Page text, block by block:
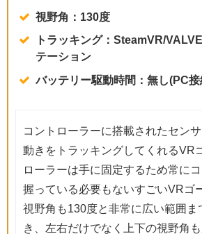
視野角：130度
トラッキング：SteamVR/
テーション
バッテリー駆動時間：無し(PC
コントローラーに搭載されたセン
動きをトラッキングしてくれるVR
ローラーは手に固定するため常に
握っている必要もないすごいVRゴ
視野角も130度と非常に広い範囲ま
き、左右だけでなく上下の視野角